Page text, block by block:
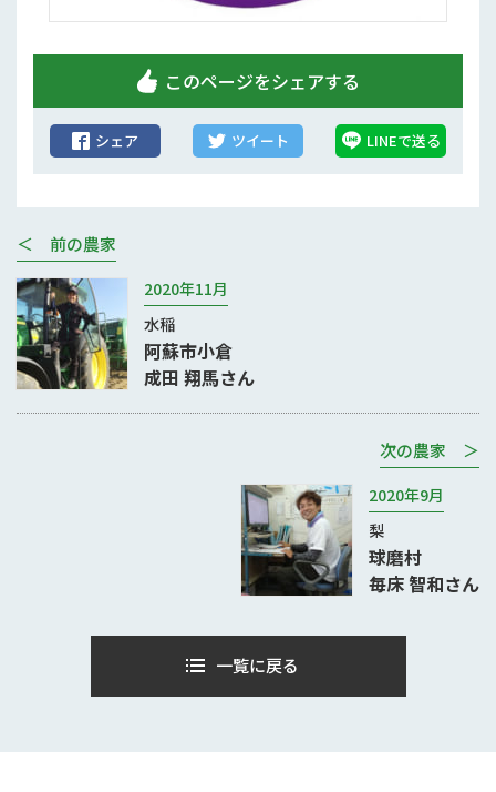
このページをシェアする
シェア ツイート LINEで送る
＜ 前の農家
2020年11月
水稲
阿蘇市小倉
成田 翔馬さん
次の農家 ＞
2020年9月
梨
球磨村
毎床 智和さん
一覧に戻る